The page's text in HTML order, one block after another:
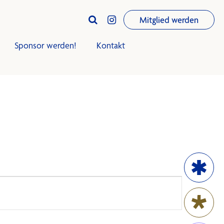
  Mitglied werden
Sponsor werden! Kontakt